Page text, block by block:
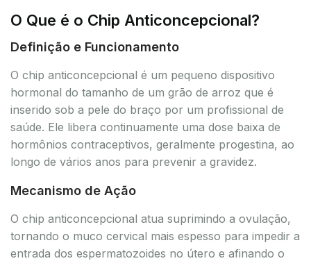
O Que é o Chip Anticoncepcional?
Definição e Funcionamento
O chip anticoncepcional é um pequeno dispositivo
hormonal do tamanho de um grão de arroz que é
inserido sob a pele do braço por um profissional de
saúde. Ele libera continuamente uma dose baixa de
hormônios contraceptivos, geralmente progestina, ao
longo de vários anos para prevenir a gravidez.
Mecanismo de Ação
O chip anticoncepcional atua suprimindo a ovulação,
tornando o muco cervical mais espesso para impedir a
entrada dos espermatozoides no útero e afinando o